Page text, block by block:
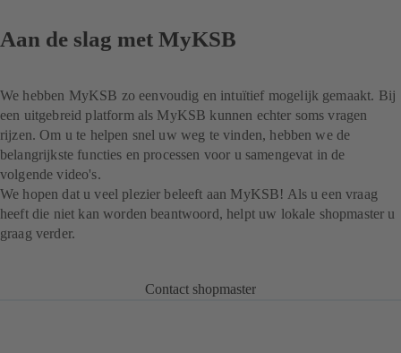
Aan de slag met MyKSB
We hebben MyKSB zo eenvoudig en intuïtief mogelijk gemaakt. Bij
een uitgebreid platform als MyKSB kunnen echter soms vragen
rijzen. Om u te helpen snel uw weg te vinden, hebben we de
belangrijkste functies en processen voor u samengevat in de
volgende video's.
We hopen dat u veel plezier beleeft aan MyKSB! Als u een vraag
heeft die niet kan worden beantwoord, helpt uw lokale shopmaster u
graag verder.
Contact shopmaster